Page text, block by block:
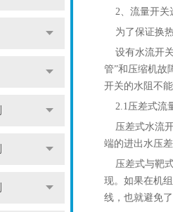
2、流量开关
为了保证换热
设有水流开关
管”和压缩机故
开关的水阻不
2.1压差式流
压差式水流开
端的进出水压
压差式与靶式
现。如果在机
线，也就避免